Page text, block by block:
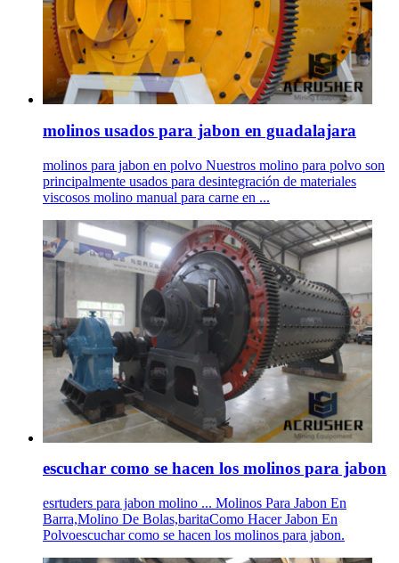
molinos usados para jabon en guadalajara
molinos para jabon en polvo Nuestros molino para polvo son
principalmente usados para desintegración de materiales
viscosos molino manual para carne en ...
escuchar como se hacen los molinos para jabon
esrtuders para jabon molino ... Molinos Para Jabon En
Barra,Molino De Bolas,baritaComo Hacer Jabon En
Polvoescuchar como se hacen los molinos para jabon.